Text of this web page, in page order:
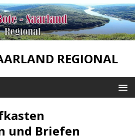
REGIONAL
und Briefen